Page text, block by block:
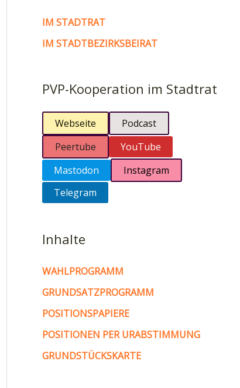
IM STADTRAT
IM STADTBEZIRKSBEIRAT
PVP-Kooperation im Stadtrat
Webseite
Podcast
Peertube
YouTube
Mastodon
Instagram
Telegram
Inhalte
WAHLPROGRAMM
GRUNDSATZPROGRAMM
POSITIONSPAPIERE
POSITIONEN PER URABSTIMMUNG
GRUNDSTÜCKSKARTE